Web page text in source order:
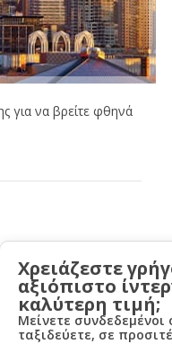
για να βρείτε φθηνά
Χρειάζεστε
αξιόπιστο
καλύτερη τιμή;
Μείνετε συνδεδεμένοι
ταξιδεύετε, σε
eLink